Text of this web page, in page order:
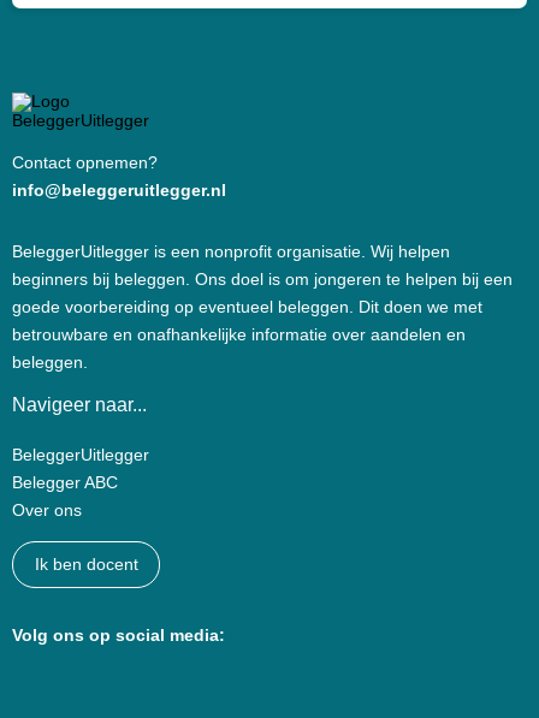
Contact opnemen?
info@beleggeruitlegger.nl
BeleggerUitlegger is een nonprofit organisatie. Wij helpen
beginners bij beleggen. Ons doel is om jongeren te helpen bij een
goede voorbereiding op eventueel beleggen. Dit doen we met
betrouwbare en onafhankelijke informatie over aandelen en
beleggen.
Navigeer naar...
BeleggerUitlegger
Belegger ABC
Over ons
Ik ben docent
Volg ons op social media: